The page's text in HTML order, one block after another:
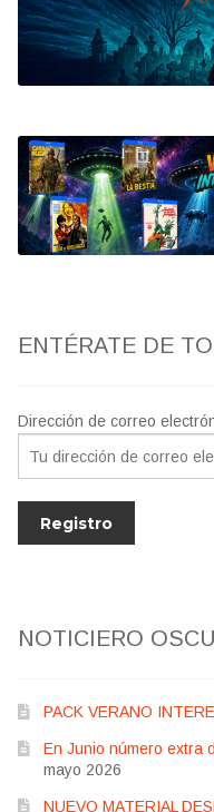
Bluray
Clasificada S
artwork
fantaterror
Jesús Franco
ENTÉRATE DE
Dirección de correo
NOTICIERO
PACK VERANO
En Junio número extra
mayo 2026
NUEVO MATERIAL